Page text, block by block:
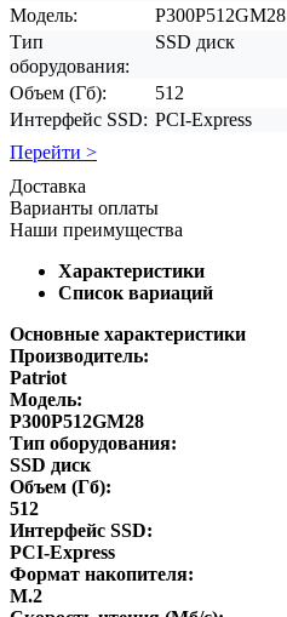
Модель:
P300P512GM28
Тип
оборудования:
SSD диск
Объем (Гб):
512
Интерфейс SSD: PCI-Express
Перейти >
Доставка
Варианты оплаты
Наши преимущества
Характеристики
Список вариаций
Основные характеристики
Производитель:
Patriot
Модель:
P300P512GM28
Тип оборудования:
SSD диск
Объем (Гб):
512
Интерфейс SSD:
PCI-Express
Формат накопителя:
M.2